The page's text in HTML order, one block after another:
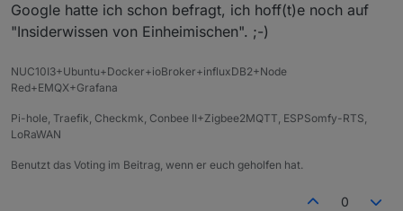
Google hatte ich schon befragt, ich hoff(t)e noch auf
"Insiderwissen von Einheimischen". ;-)
NUC10I3+Ubuntu+Docker+ioBroker+influxDB2+Node
Red+EMQX+Grafana
Pi-hole, Traefik, Checkmk, Conbee II+Zigbee2MQTT, ESPSomfy-RTS,
LoRaWAN
Benutzt das Voting im Beitrag, wenn er euch geholfen hat.
0